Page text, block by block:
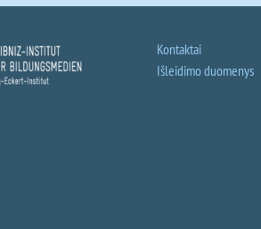
Kontaktai
Išleidimo duomenys